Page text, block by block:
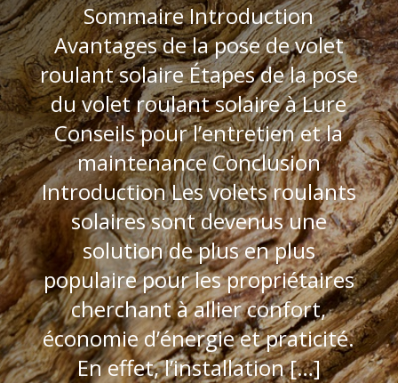
Sommaire Introduction
Avantages de la pose de volet
roulant solaire Étapes de la pose
du volet roulant solaire à Lure
Conseils pour l’entretien et la
maintenance Conclusion
Introduction Les volets roulants
solaires sont devenus une
solution de plus en plus
populaire pour les propriétaires
cherchant à allier confort,
économie d’énergie et praticité.
En effet, l’installation […]